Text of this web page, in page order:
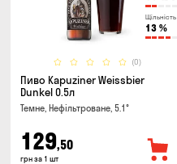
Щільність
13 %
(0)
Пиво Kapuziner Weissbier
Dunkel 0.5л
Темне, Нефільтроване, 5.1°
129,50
грн за 1 шт